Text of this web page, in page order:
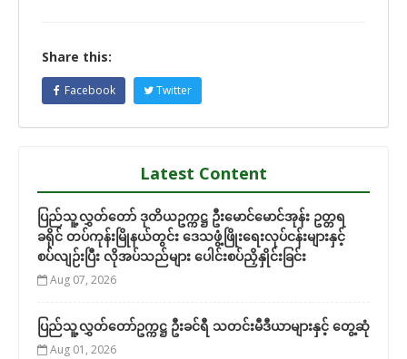
Share this:
Facebook Twitter
Latest Content
ပြည်သူ့လွှတ်တော် ဒုတိယဥက္ကဋ္ဌ ဦးမောင်မောင်အုန်း ဥတ္တရ
ခရိုင် တပ်ကုန်းမြိုနယ်တွင်း ဒေသဖွံ့ဖြိုးရေးလုပ်ငန်းများနှင့်
စပ်လျဉ်းပြီး လိုအပ်သည်များ ပေါင်းစပ်ညှိနှိုင်းခြင်း
Aug 07, 2026
ပြည်သူ့လွှတ်တော်ဥက္ကဋ္ဌ ဦးခင်ရီ သတင်းမီဒီယာများနှင့် တွေ့ဆုံ
Aug 01, 2026